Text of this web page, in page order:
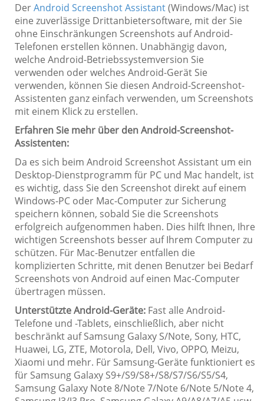
DerAndroid Screenshot Assistant(Windows/Mac) ist
eine zuverlässige Drittanbietersoftware, mit der Sie
ohne Einschränkungen Screenshots auf Android-
Telefonen erstellen können. Unabhängig davon,
welche Android-Betriebssystemversion Sie
verwenden oder welches Android-Gerät Sie
verwenden, können Sie diesen Android-Screenshot-
Assistenten ganz einfach verwenden, um Screenshots
mit einem Klick zu erstellen.
Erfahren Sie mehr über den Android-Screenshot-
Assistenten:
Da es sich beim Android Screenshot Assistant um ein
Desktop-Dienstprogramm für PC und Mac handelt, ist
es wichtig, dass Sie den Screenshot direkt auf einem
Windows-PC oder Mac-Computer zur Sicherung
speichern können, sobald Sie die Screenshots
erfolgreich aufgenommen haben. Dies hilft Ihnen, Ihre
wichtigen Screenshots besser auf Ihrem Computer zu
schützen. Für Mac-Benutzer entfallen die
komplizierten Schritte, mit denen Benutzer bei Bedarf
Screenshots von Android auf einen Mac-Computer
übertragen müssen.
Unterstützte Android-Geräte: Fast alle Android-
Telefone und -Tablets, einschließlich, aber nicht
beschränkt auf Samsung Galaxy S/Note, Sony, HTC,
Huawei, LG, ZTE, Motorola, Dell, Vivo, OPPO, Meizu,
Xiaomi und mehr. Für Samsung-Geräte funktioniert es
für Samsung Galaxy S9+/S9/S8+/S8/S7/S6/S5/S4,
Samsung Galaxy Note 8/Note 7/Note 6/Note 5/Note 4,